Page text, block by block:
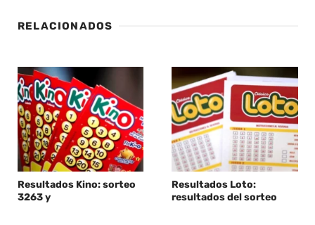
RELACIONADOS
Resultados Kino: sorteo
3263 y
Resultados Loto:
resultados del sorteo